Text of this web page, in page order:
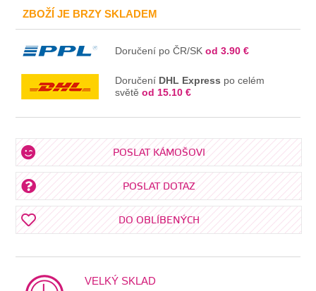
V KOŠÍKU
ZBOŽÍ JE BRZY SKLADEM
Doručení po ČR/SKod 3.90 €
Doručení DHL Express po celém
světěod 15.10 €
POSLAT KÁMOŠOVI
POSLAT DOTAZ
DO OBLÍBENÝCH
VELKÝ SKLAD